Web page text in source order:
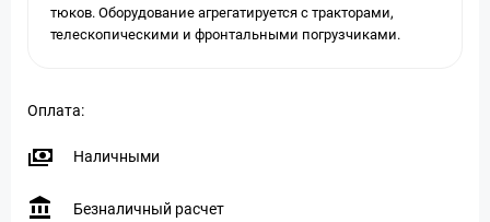
тюков. Оборудование агрегатируется с тракторами,
телескопическими и фронтальными погрузчиками.
Оплата:
Наличными
Безналичный расчет